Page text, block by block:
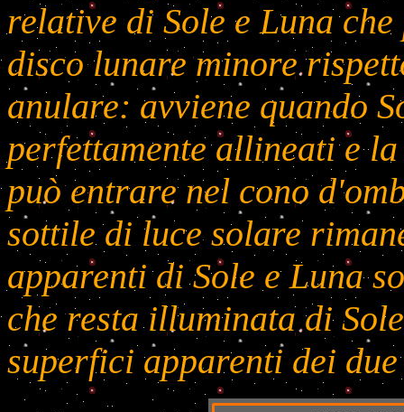
relative di Sole e Luna
disco lunare minore
anulare: avviene quando
perfettamente allineati e
può entrare nel cono
sottile di luce solare
apparenti di Sole e Luna
che resta illuminata di
superfici apparenti dei